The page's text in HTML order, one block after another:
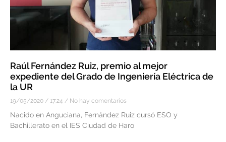
Raúl Fernández Ruiz, premio al mejor
expediente del Grado de Ingeniería Eléctrica de
la UR
19/05/2020 17:24 No hay comentarios
Nacido en Anguciana, Fernández Ruiz cursó ESO y
Bachillerato en el IES Ciudad de Haro